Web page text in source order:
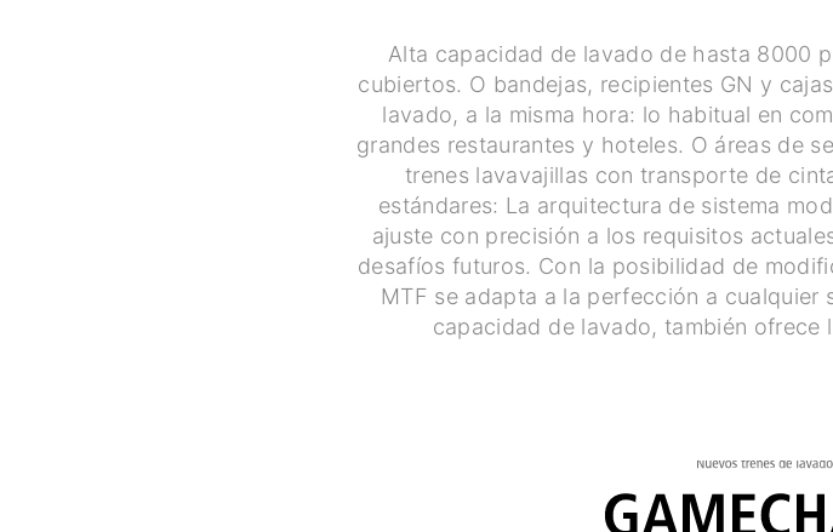
Alta capacidad de lavado de hasta 8000
cubiertos. O bandejas, recipientes GN y
lavado, a la misma hora: lo habitual en
grandes restaurantes y hoteles. O áreas de
trenes lavavajillas con transporte de
estándares: La arquitectura de sistema
ajuste con precisión a los requisitos
desafíos futuros. Con la posibilidad de
MTF se adapta a la perfección a cualquier
capacidad de lavado, también ofrece